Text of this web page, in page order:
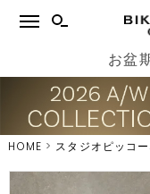
お盆
HOME スタジオピッコー